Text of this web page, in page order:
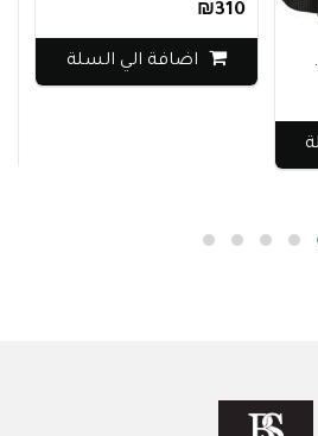
₪310
اضافة الي السلة